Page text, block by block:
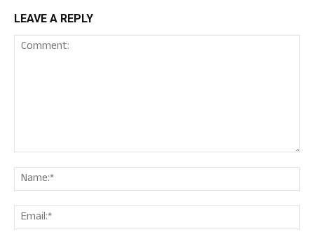
LEAVE A REPLY